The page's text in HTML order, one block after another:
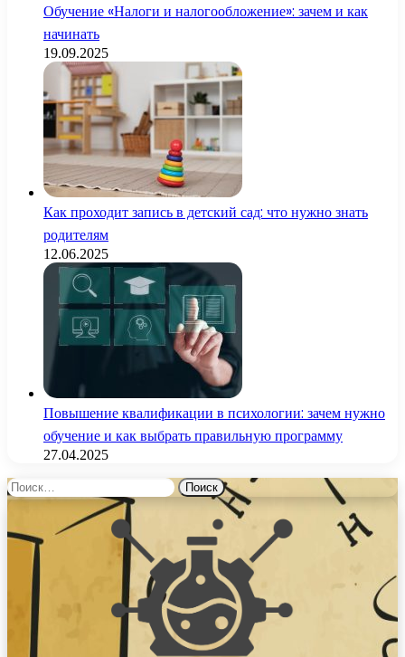
Обучение «Налоги и налогообложение»: зачем и как
начинать
19.09.2025
Как проходит запись в детский сад: что нужно знать
родителям
12.06.2025
Повышение квалификации в психологии: зачем нужно
обучение и как выбрать правильную программу
27.04.2025
Найти: